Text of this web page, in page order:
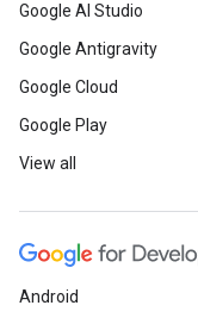
Google AI Studio
Google Antigravity
Google Cloud
Google Play
View all
Android